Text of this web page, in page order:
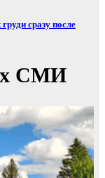
сразу после